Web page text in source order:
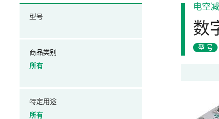
电空
数
型号
型号
商品类别
所有
特定用途
所有